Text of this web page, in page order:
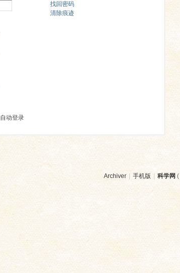
找回密码
清除痕迹
自动登录
Archiver | 手机版 | 科学网 (